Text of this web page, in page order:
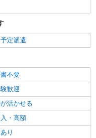
定派遣
不要
歓迎
活かせる
・高額
り